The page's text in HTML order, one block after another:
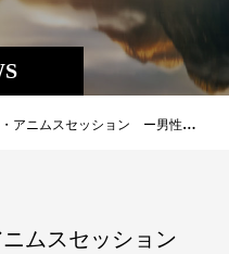
ムスセッション ー男性性女性性の統合ー
ニムスセッション